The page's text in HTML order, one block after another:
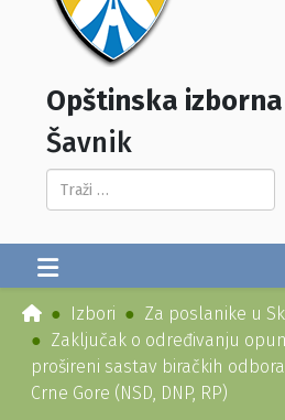
Opštinska
Šavnik
Pretraga...
Izbori Za poslanike u
Zaključak o određivanju
prošireni sastav biračkih
Crne Gore (NSD, DNP, RP)